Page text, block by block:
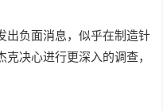
出负面消息，似乎在制造针
决心进行更深入的调查，